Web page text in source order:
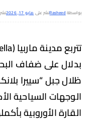
Rasheedنشر علىمايو 17, 2026 نشر فيالمدونة،
مدينةماربيا (Marbella)
على ضفاف البحر
جبل “سييرا بلانكا”
السياحية الأكثر
الأوروبية بأكملها.